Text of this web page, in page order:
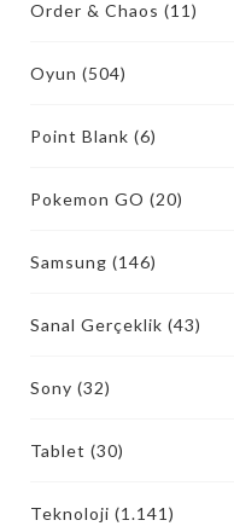
Order & Chaos (11)
Oyun (504)
Point Blank (6)
Pokemon GO (20)
Samsung (146)
Sanal Gerçeklik (43)
Sony (32)
Tablet (30)
Teknoloji (1.141)